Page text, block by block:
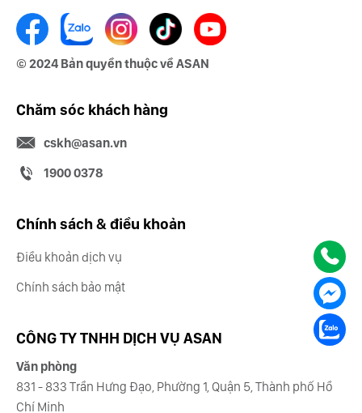
© 2024 Bản quyền thuộc về ASAN
Chăm sóc khách hàng
cskh@asan.vn
1900 0378
Chính sách & điều khoản
Điều khoản dịch vụ
Chính sách bảo mật
CÔNG TY TNHH DỊCH VỤ ASAN
Văn phòng
831 - 833 Trần Hưng Đạo, Phường 1, Quận 5, Thành phố Hồ
Chí Minh